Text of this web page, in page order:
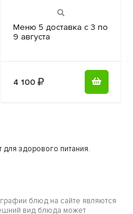
Меню 5 доставка с 3 по
9 августа
4 100
здорового питания.
блюд на сайте являются
вид блюда может